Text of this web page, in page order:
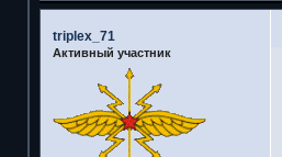
triplex_71
Активный участник